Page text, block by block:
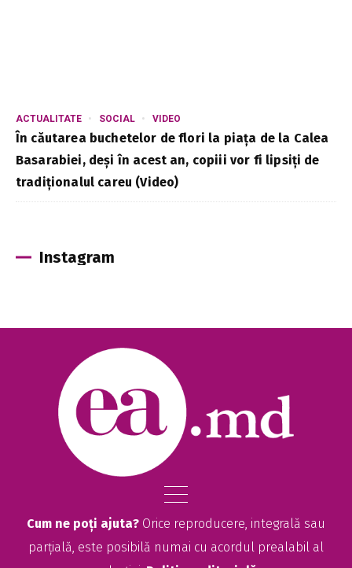
ACTUALITATE SOCIAL VIDEO
În căutarea buchetelor de flori la piața de la Calea
Basarabiei, deși în acest an, copiii vor fi lipsiți de
tradiționalul careu (Video)
Instagram
Cum ne poți ajuta? Orice reproducere, integrală sau
parțială, este posibilă numai cu acordul prealabil al